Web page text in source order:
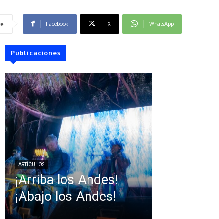
Facebook X WhatsApp
Publicaciones
ARTÍCULOS
¡Arriba los Andes!
¡Abajo los Andes!